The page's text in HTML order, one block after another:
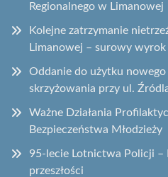
Regionalnego w Limanowej
Kolejne zatrzymanie
Limanowej – surowy wyrok
Oddanie do użytku
skrzyżowania przy ul.
Ważne Działania
Bezpieczeństwa Młodzieży
95-lecie Lotnictwa Policji
przeszłości